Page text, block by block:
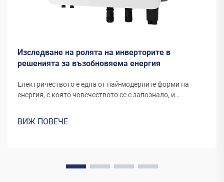
Изследване на ролята на инверторите в
решенията за възобновяема енергия
Електричеството е една от най-модерните форми на
енергия, с която човечеството се е запознало, и
турбини или панели за слънчева енергия преобразуват в
ВИЖ ПОВЕЧЕ